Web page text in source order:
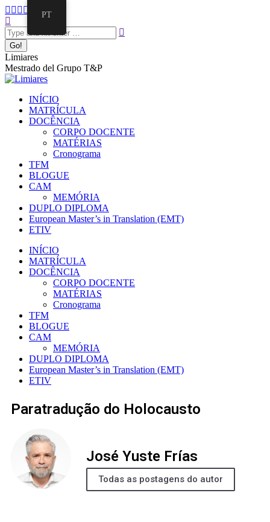
Limiares
Mestrado del Grupo T&P
INÍCIO
MATRÍCULA
DOCÊNCIA
CORPO DOCENTE
MATÉRIAS
Cronograma
TFM
BLOGUE
CAM
MEMÓRIA
DUPLO DIPLOMA
European Master’s in Translation (EMT)
ETIV
INÍCIO
MATRÍCULA
DOCÊNCIA
CORPO DOCENTE
MATÉRIAS
Cronograma
TFM
BLOGUE
CAM
MEMÓRIA
DUPLO DIPLOMA
European Master’s in Translation (EMT)
ETIV
Paratradução do Holocausto
José Yuste Frías
Todas as postagens do autor
PT